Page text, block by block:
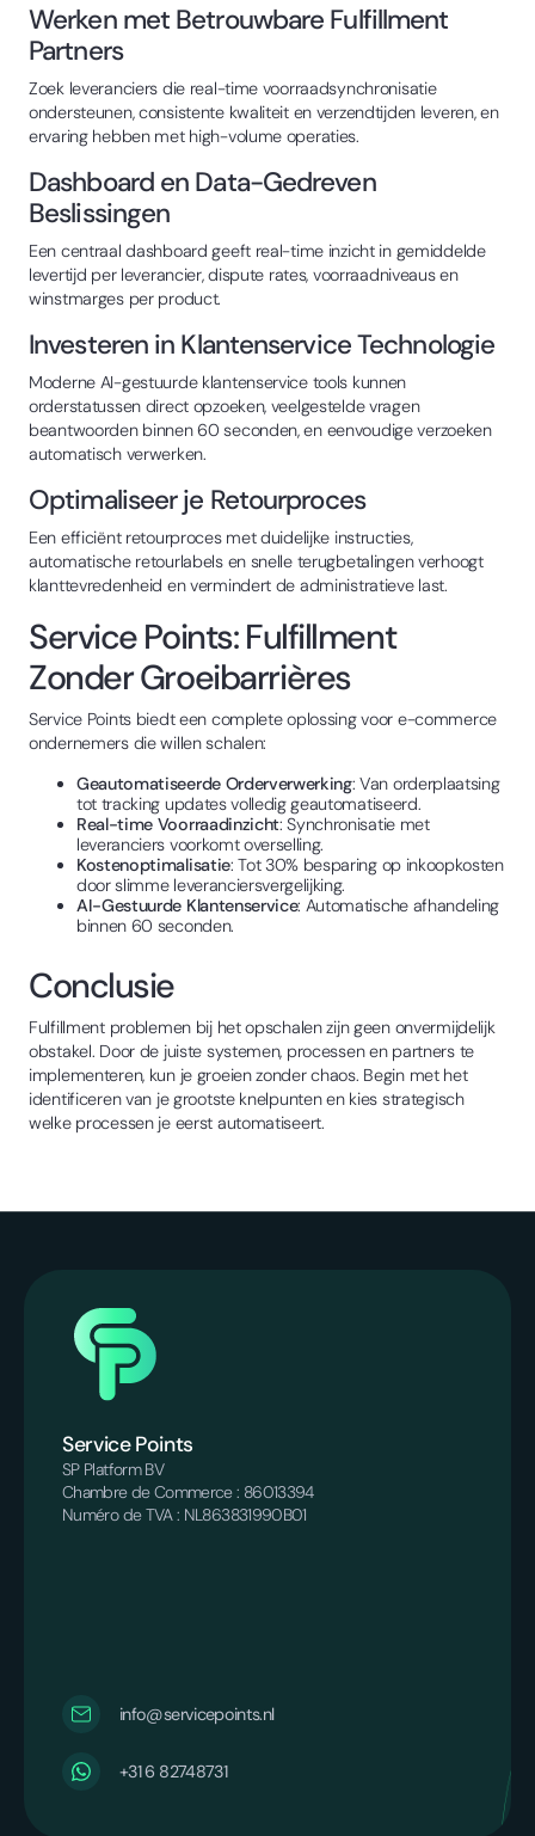
Werken met Betrouwbare Fulfillment
Partners
Zoek leveranciers die real-time voorraadsynchronisatie
ondersteunen, consistente kwaliteit en verzendtijden leveren, en
ervaring hebben met high-volume operaties.
Dashboard en Data-Gedreven
Beslissingen
Een centraal dashboard geeft real-time inzicht in gemiddelde
levertijd per leverancier, dispute rates, voorraadniveaus en
winstmarges per product.
Investeren in Klantenservice Technologie
Moderne AI-gestuurde klantenservice tools kunnen
orderstatussen direct opzoeken, veelgestelde vragen
beantwoorden binnen 60 seconden, en eenvoudige verzoeken
automatisch verwerken.
Optimaliseer je Retourproces
Een efficiënt retourproces met duidelijke instructies,
automatische retourlabels en snelle terugbetalingen verhoogt
klanttevredenheid en vermindert de administratieve last.
Service Points: Fulfillment
Zonder Groeibarrières
Service Points biedt een complete oplossing voor e-commerce
ondernemers die willen schalen:
Geautomatiseerde Orderverwerking: Van orderplaatsing
tot tracking updates volledig geautomatiseerd.
Real-time Voorraadinzicht: Synchronisatie met
leveranciers voorkomt overselling.
Kostenoptimalisatie: Tot 30% besparing op inkoopkosten
door slimme leveranciersvergelijking.
AI-Gestuurde Klantenservice: Automatische afhandeling
binnen 60 seconden.
Conclusie
Fulfillment problemen bij het opschalen zijn geen onvermijdelijk
obstakel. Door de juiste systemen, processen en partners te
implementeren, kun je groeien zonder chaos. Begin met het
identificeren van je grootste knelpunten en kies strategisch
welke processen je eerst automatiseert.
Service Points
SP Platform BV
Chambre de Commerce : 86013394
Numéro de TVA : NL863831990B01
info@servicepoints.nl
‪+31 6 82748731‬